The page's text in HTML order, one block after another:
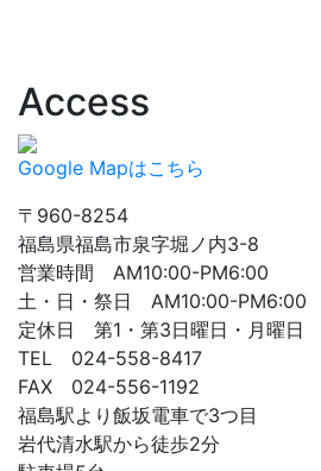
Access
Google Mapはこちら
〒960-8254
福島県福島市泉字堀ノ内3-8
営業時間 AM10:00-PM6:00
土・日・祭日 AM10:00-PM6:00
定休日 第1・第3日曜日・月曜
TEL 024-558-8417
FAX 024-556-1192
福島駅より飯坂電車で3つ目
岩代清水駅から徒歩2分